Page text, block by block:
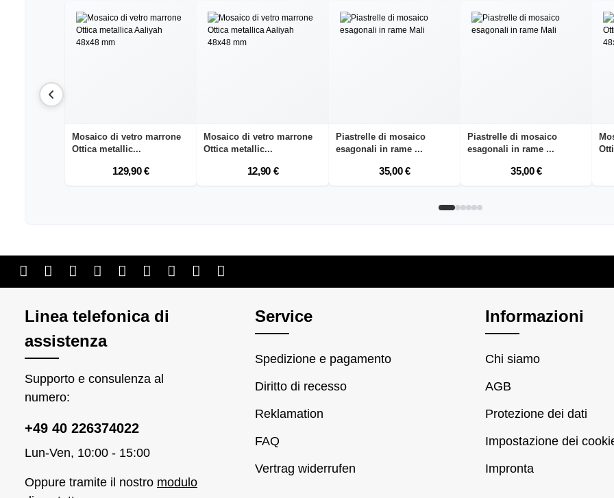
Mosaico di vetro marrone
Ottica metallic...
129,90 €
Mosaico di vetro marrone
Ottica metallic...
12,90 €
Piastrelle di mosaico
esagonali in rame ...
35,00 €
Piastrelle di mosaico
esagonali in rame ...
35,00 €
Linea telefonica di
assistenza
Supporto e consulenza al
numero:
+49 40 226374022
Lun-Ven, 10:00 - 15:00
Oppure tramite il nostro modulo
Service
Spedizione e pagamento
Diritto di recesso
Reklamation
FAQ
Vertrag widerrufen
Informazioni
Chi siamo
AGB
Protezione dei dati
Impostazione dei
Impronta